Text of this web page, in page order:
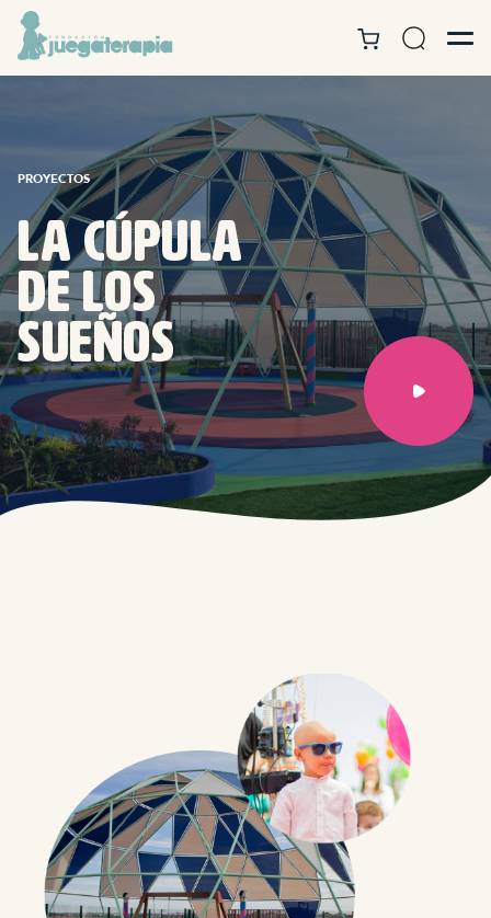
PROYECTOS
La cúpula
de los
sueños